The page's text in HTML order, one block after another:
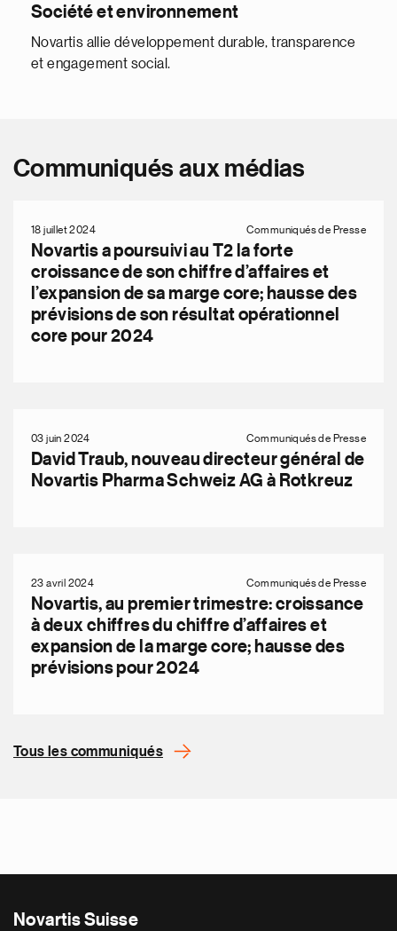
Société et environnement
Novartis allie développement durable, transparence
et engagement social.
Communiqués aux médias
18 juillet 2024 Communiqués de Presse
Novartis a poursuivi au T2 la forte
croissance de son chiffre d’affaires et
l’expansion de sa marge core; hausse des
prévisions de son résultat opérationnel
core pour 2024
03 juin 2024 Communiqués de Presse
David Traub, nouveau directeur général de
Novartis Pharma Schweiz AG à Rotkreuz
23 avril 2024 Communiqués de Presse
Novartis, au premier trimestre: croissance
à deux chiffres du chiffre d’affaires et
expansion de la marge core; hausse des
prévisions pour 2024
Tous les communiqués
Novartis Suisse